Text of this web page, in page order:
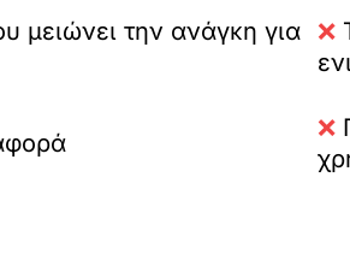
μειώνει την ανάγκη για
❌
❌